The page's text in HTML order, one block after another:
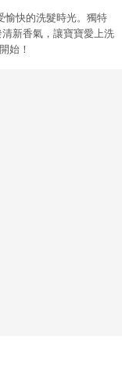
愉快的洗髮時光。獨特
新香氣，讓寶寶愛上洗
始！